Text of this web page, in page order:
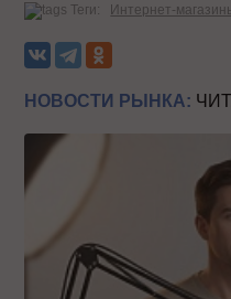
Теги: Интернет-
НОВОСТИ РЫНКА: